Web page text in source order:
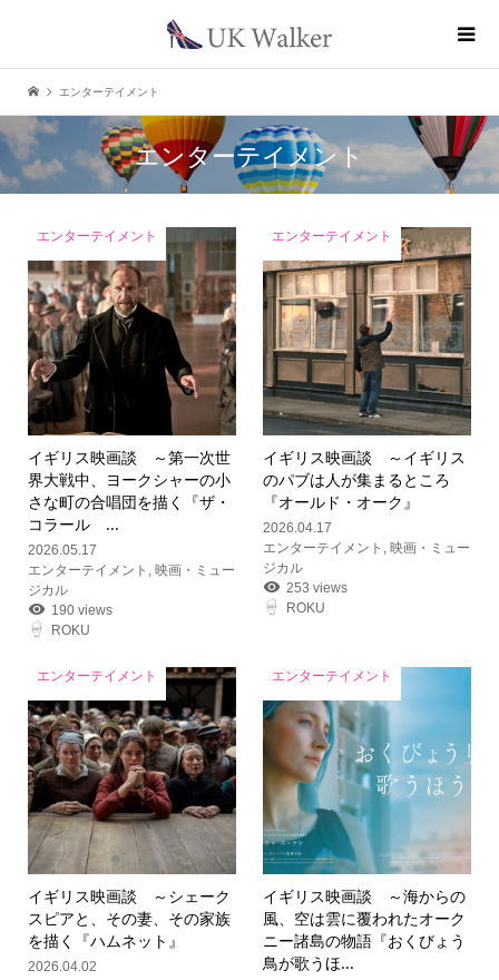
エンターテイメント
エンターテイメント
エンターテイメント
イギリス映画談 ～第一次世
界大戦中、ヨークシャーの小
さな町の合唱団を描く『ザ・
コラール ...
2026.05.17
エンターテイメント
映画・ミュー
ジカル
190 views
ROKU
エンターテイメント
イギリス映画談 ～イギリス
のパブは人が集まるところ
『オールド・オーク』
2026.04.17
エンターテイメント
,映画・ミュー
ジカル
253 views
ROKU
エンターテイメント
イギリス映画談 ～シェーク
スピアと、その妻、その家族
を描く『ハムネット』
2026.04.02
エンターテイメント
イギリス映画談 ～海からの
風、空は雲に覆われたオーク
ニー諸島の物語『おくびょう
鳥が歌うほ...